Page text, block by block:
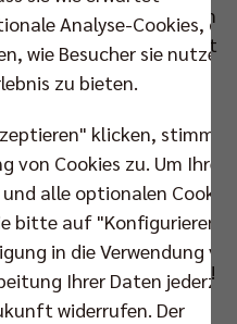
der Frauen beginnt um
Endspiel der Männer ist
Siegerehrung erfolgt
ein Volleyballevent der
der 14.000 Zuschauer
der BR Volleys
den Titel
in die Hauptstadt holen!
Analyse-Cookies, die
wie Besucher sie nutzen,
zu bieten.
klicken, stimmen
von Cookies zu. Um Ihre
alle optionalen Cookies
bitte auf "Konfigurieren".
in die Verwendung
Ihrer Daten
widerrufen. Der